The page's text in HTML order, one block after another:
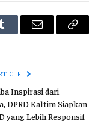
Tumblr Email
Copy
Inspirasi dari
DPRD Kaltim Siapkan
yang Lebih Responsif